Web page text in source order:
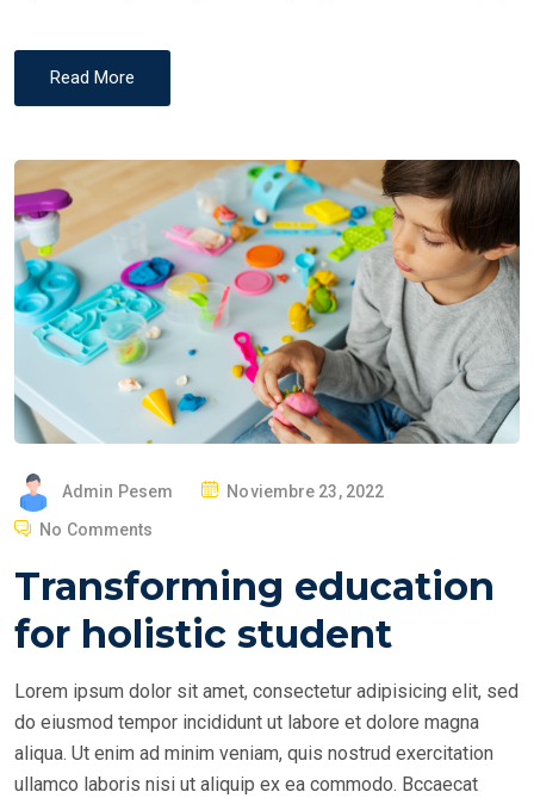
Read More
Admin Pesem
P
T
D
Noviembre 23, 2022
No Comments
Transforming education
for holistic student
Lorem ipsum dolor sit amet, consectetur adipisicing elit, sed
do eiusmod tempor incididunt ut labore et dolore magna
aliqua. Ut enim ad minim veniam, quis nostrud exercitation
ullamco laboris nisi ut aliquip ex ea commodo. Bccaecat